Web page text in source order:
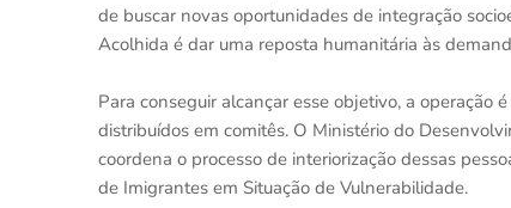
de buscar novas oportunidades de integração
Acolhida é dar uma reposta humanitária às
Para conseguir alcançar esse objetivo, a operação
distribuídos em comitês. O Ministério do
coordena o processo de interiorização dessas
de Imigrantes em Situação de Vulnerabilidade.